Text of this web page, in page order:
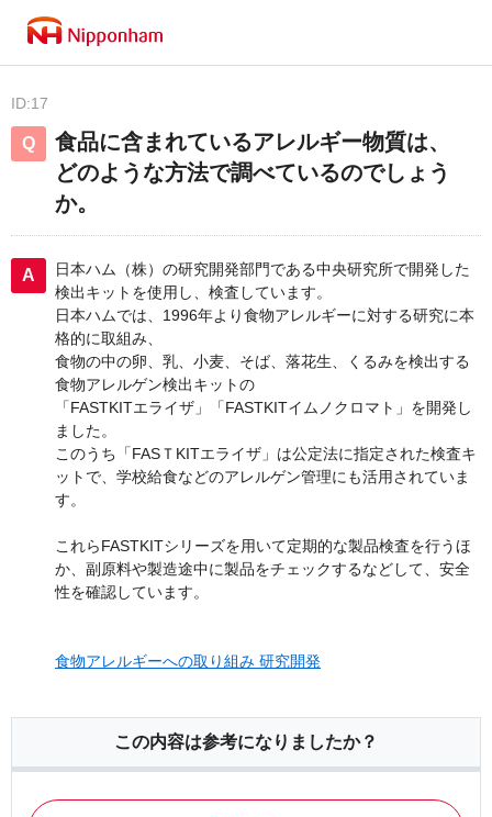
ID:17
食品に含まれているアレルギー物質は、
どのような方法で調べているのでしょう
か。
日本ハム（株）の研究開発部門である中央研究所で開発した
検出キットを使用し、検査しています。
日本ハムでは、1996年より食物アレルギーに対する研究に本
格的に取組み、
食物の中の卵、乳、小麦、そば、落花生、くるみを検出する
食物アレルゲン検出キットの
「FASTKITエライザ」「FASTKITイムノクロマト」を開発し
ました。
このうち「FASＴKITエライザ」は公定法に指定された検査キ
ットで、学校給食などのアレルゲン管理にも活用されていま
す。
これらFASTKITシリーズを用いて定期的な製品検査を行うほ
か、副原料や製造途中に製品をチェックするなどして、安全
性を確認しています。
食物アレルギーへの取り組み 研究開発
この内容は参考になりましたか？